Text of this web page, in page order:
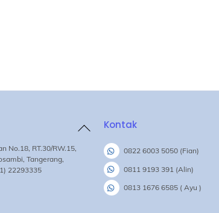
Back
No.18, RT.30/RW.15,
Tangerang,
22293335
Kontak
0822 6003 5050 (Fian)
0811 9193 391 (Alin)
0813 1676 6585 ( Ayu )